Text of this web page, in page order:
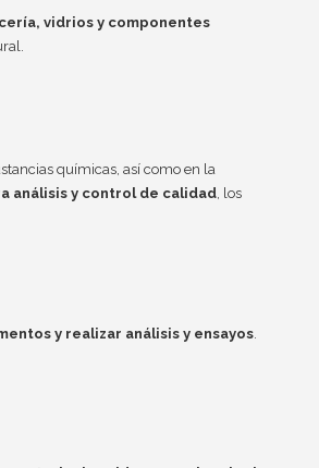
vidrios y componentes
químicas, así como en la
análisis y control de calidad, los
y realizar análisis y ensayos